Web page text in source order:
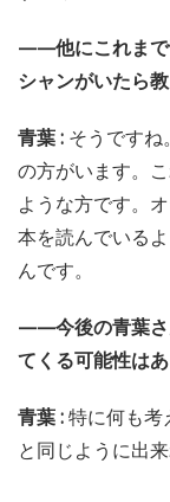
——他にこれまで
シャンがいたら
青葉 : そうですね
の方がいます。
ような方です。
本を読んでいる
んです。
——今後の青葉さ
てくる可能性は
青葉 :特に何も考
と同じように出